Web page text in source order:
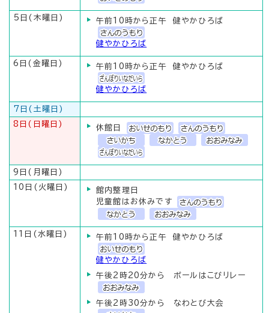
5日(木曜日) 午前10時から正午 健やかひろば
健やかひろば
6日(金曜日) 午前10時から正午 健やかひろば
健やかひろば
7日(土曜日)
8日(日曜日)
休館日
9日(月曜日)
10日(火曜日)
館内整理日
児童館はお休みです
11日(水曜日) 午前10時から正午 健やかひろば
健やかひろば
午後2時20分から ボールはこびリレー
午後2時30分から なわとび大会